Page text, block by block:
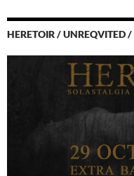
HERETOIR / UNREQVITED